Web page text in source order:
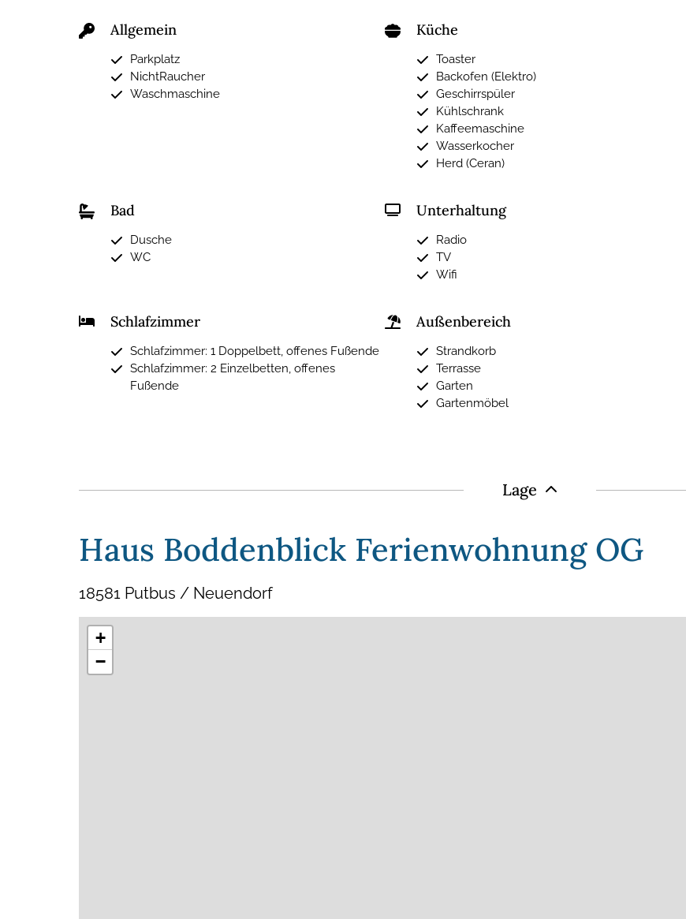
Allgemein
Parkplatz
NichtRaucher
Waschmaschine
Küche
Toaster
Backofen (Elektro)
Geschirrspüler
Kühlschrank
Kaffeemaschine
Wasserkocher
Herd (Ceran)
Bad
Dusche
WC
Unterhaltung
Radio
TV
Wifi
Schlafzimmer
Schlafzimmer: 1 Doppelbett, offenes Fußende
Schlafzimmer: 2 Einzelbetten, offenes
Fußende
Außenbereich
Strandkorb
Terrasse
Garten
Gartenmöbel
Lage
Haus Boddenblick Ferienwohnung OG
18581 Putbus / Neuendorf
+
−